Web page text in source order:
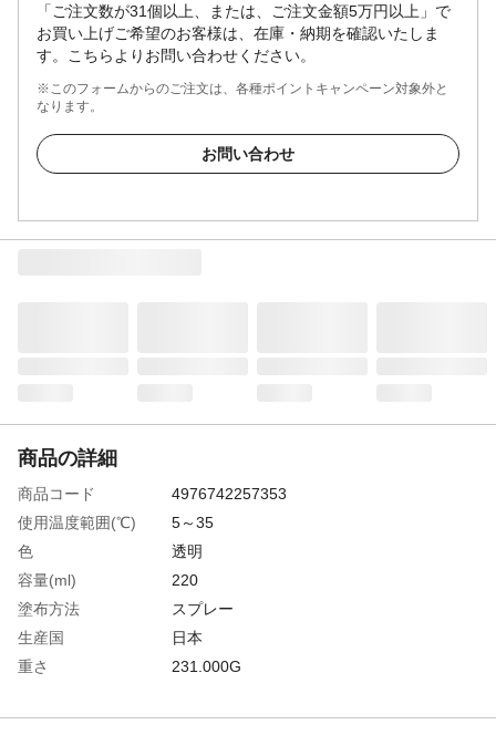
「ご注文数が31個以上、または、ご注文金額5万円以上」で
お買い上げご希望のお客様は、在庫・納期を確認いたしま
す。こちらよりお問い合わせください。
※このフォームからのご注文は、各種ポイントキャンペーン対象外と
なります。
お問い合わせ
商品の詳細
商品コード
4976742257353
使用温度範囲(℃)
5～35
色
透明
容量(ml)
220
塗布方法
スプレー
生産国
日本
重さ
231.000G